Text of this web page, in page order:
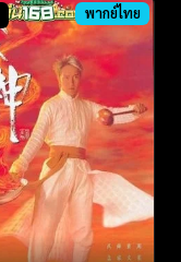
พากย์ไทย